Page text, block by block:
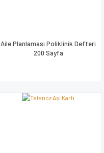
Aile Planlaması Poliklinik Defteri
200 Sayfa